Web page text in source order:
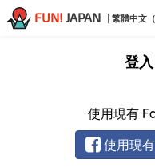
FUN! JAPAN 繁體中文（
登
使用現有
使用現